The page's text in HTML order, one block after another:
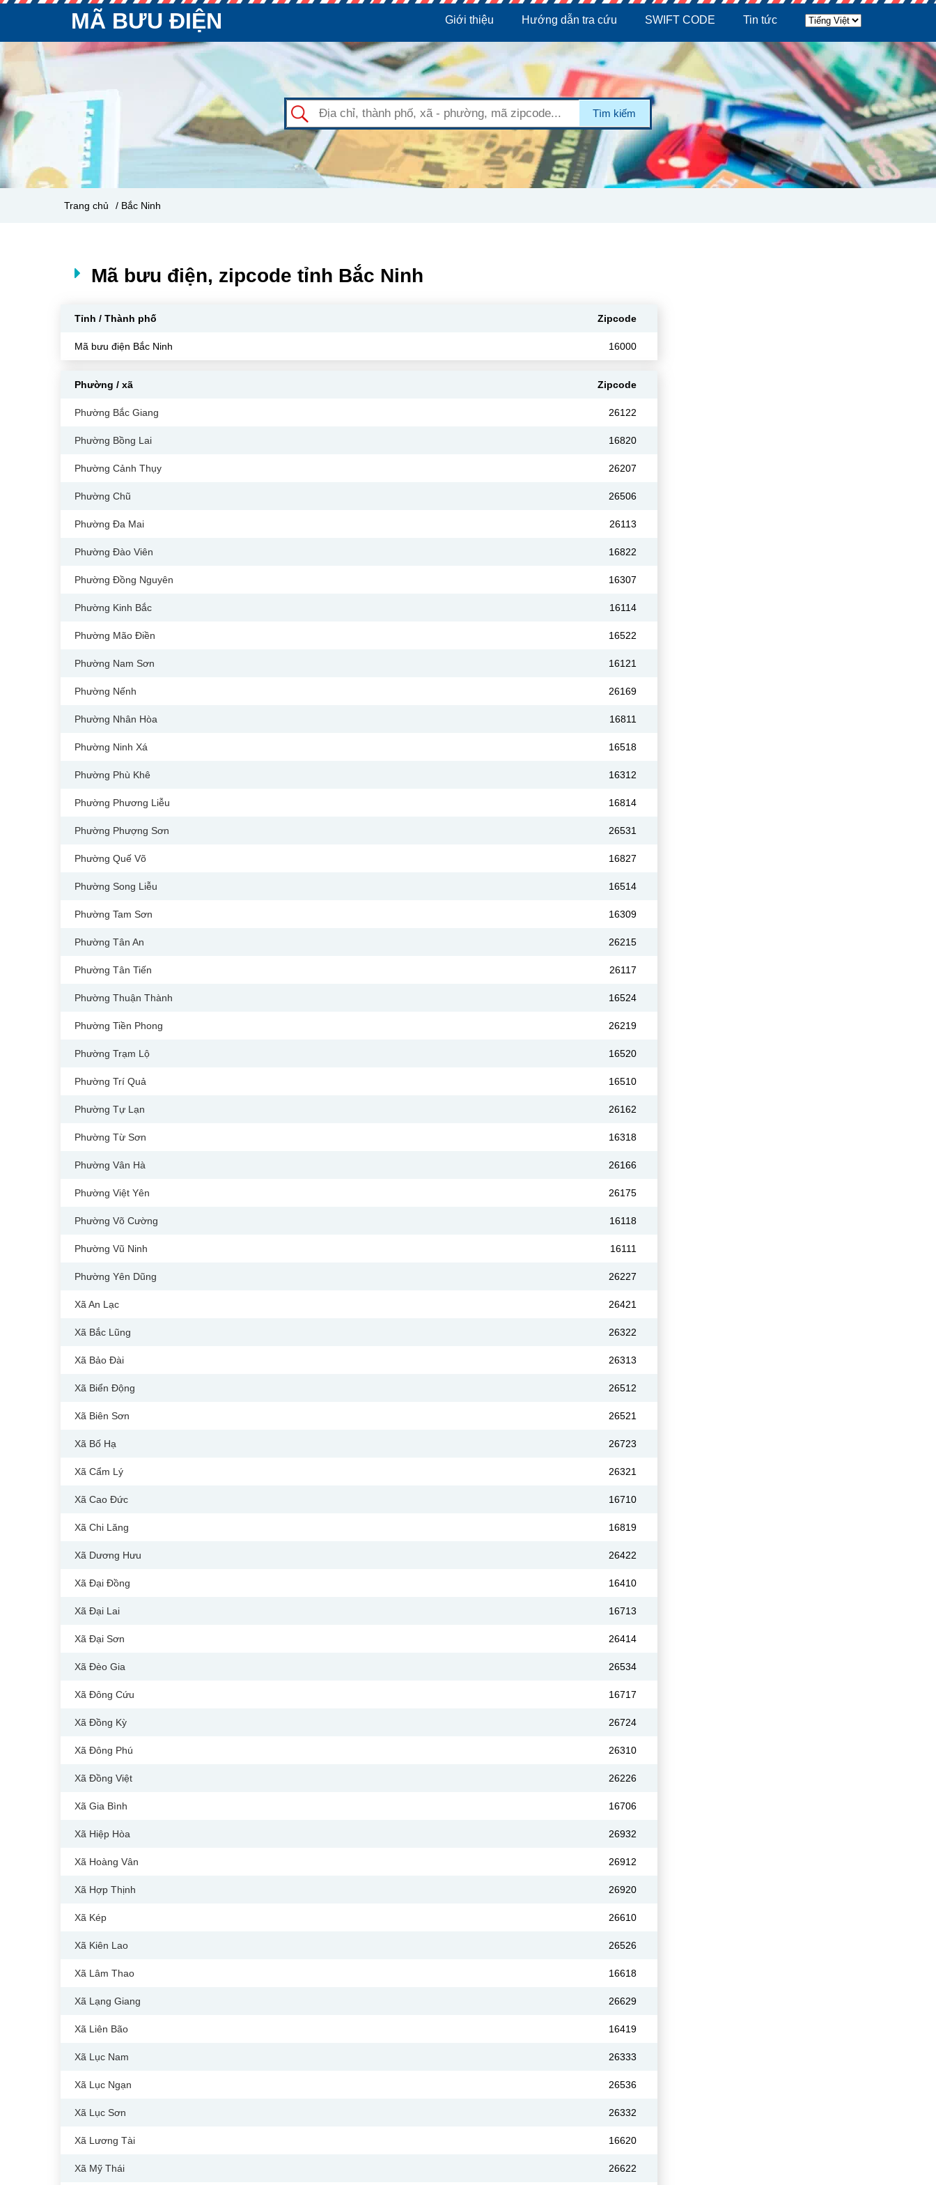
MÃ BƯU ĐIỆN Giới thiệu Hướng dẫn tra cứu SWIFT CODE Tin tức
Tìm kiếm
Trang chủ / Bắc Ninh
Mã bưu điện, zipcode tỉnh Bắc Ninh
Tỉnh / Thành phố Zipcode
Mã bưu điện Bắc Ninh 16000
Phường / xã Zipcode
Phường Bắc Giang 26122
Phường Bồng Lai 16820
Phường Cảnh Thụy 26207
Phường Chũ 26506
Phường Đa Mai 26113
Phường Đào Viên 16822
Phường Đồng Nguyên 16307
Phường Kinh Bắc 16114
Phường Mão Điền 16522
Phường Nam Sơn 16121
Phường Nếnh 26169
Phường Nhân Hòa 16811
Phường Ninh Xá 16518
Phường Phù Khê 16312
Phường Phương Liễu 16814
Phường Phượng Sơn 26531
Phường Quế Võ 16827
Phường Song Liễu 16514
Phường Tam Sơn 16309
Phường Tân An 26215
Phường Tân Tiến 26117
Phường Thuận Thành 16524
Phường Tiền Phong 26219
Phường Trạm Lộ 16520
Phường Trí Quả 16510
Phường Tự Lạn 26162
Phường Từ Sơn 16318
Phường Vân Hà 26166
Phường Việt Yên 26175
Phường Võ Cường 16118
Phường Vũ Ninh 16111
Phường Yên Dũng 26227
Xã An Lạc 26421
Xã Bắc Lũng 26322
Xã Bảo Đài 26313
Xã Biển Động 26512
Xã Biên Sơn 26521
Xã Bố Hạ 26723
Xã Cẩm Lý 26321
Xã Cao Đức 16710
Xã Chi Lăng 16819
Xã Dương Hưu 26422
Xã Đại Đồng 16410
Xã Đại Lai 16713
Xã Đại Sơn 26414
Xã Đèo Gia 26534
Xã Đông Cứu 16717
Xã Đồng Kỳ 26724
Xã Đông Phú 26310
Xã Đồng Việt 26226
Xã Gia Bình 16706
Xã Hiệp Hòa 26932
Xã Hoàng Vân 26912
Xã Hợp Thịnh 26920
Xã Kép 26610
Xã Kiên Lao 26526
Xã Lâm Thao 16618
Xã Lạng Giang 26629
Xã Liên Bão 16419
Xã Lục Nam 26333
Xã Lục Ngạn 26536
Xã Lục Sơn 26332
Xã Lương Tài 16620
Xã Mỹ Thái 26622